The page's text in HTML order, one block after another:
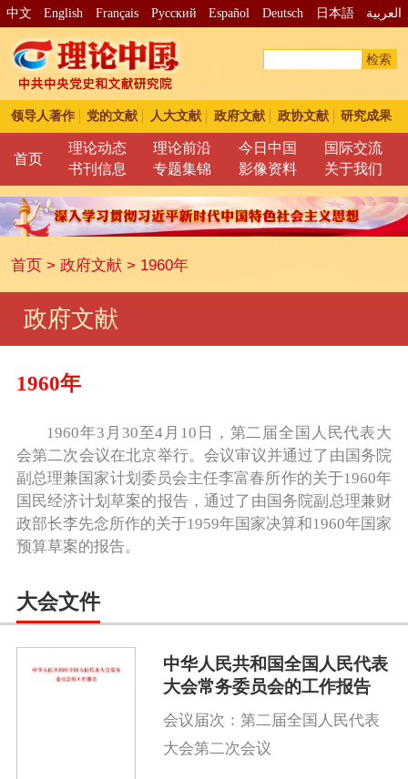
中文 English Français Pусский Español Deutsch 日本語 العربية
检索
领导人著作 党的文献 人大文献 政府文献 政协文献 研究成果
首页
理论动态 理论前沿 今日中国
国际交流
书刊信息
专题集锦 影像资料 关于我们
首页> 政府文献> 1960年
政府文献
1960年
1960年3月30至4月10日，第二届全国人民代表大
会第二次会议在北京举行。会议审议并通过了由国务院
副总理兼国家计划委员会主任李富春所作的关于1960年
国民经济计划草案的报告，通过了由国务院副总理兼财
政部长李先念所作的关于1959年国家决算和1960年国家
预算草案的报告。
大会文件
中华人民共和国全国人民代表
大会常务委员会的工作报告
会议届次：第二届全国人民代表
大会第二次会议